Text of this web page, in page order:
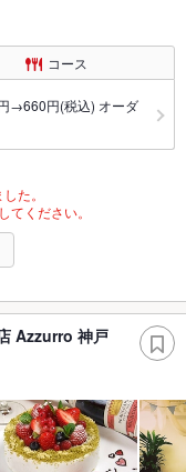
コース
→660円(税込) オーダ
た。
ください。
Azzurro 神戸